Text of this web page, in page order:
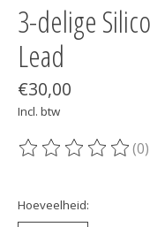
3-delige
Lead
€30,00
Incl. btw
De beoordeling (0)
Hoeveelheid: